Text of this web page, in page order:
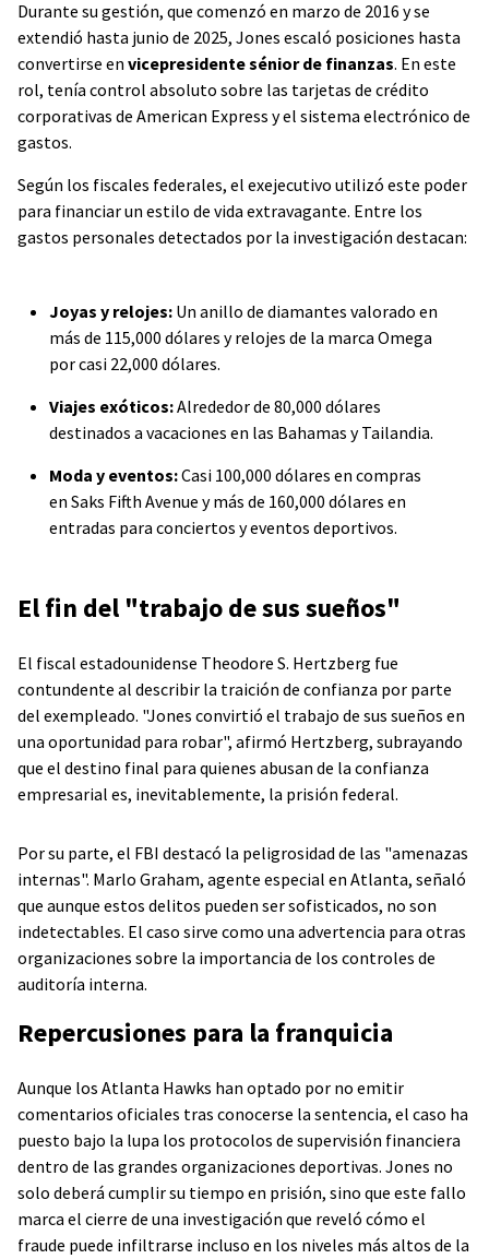
Durante su gestión, que comenzó en marzo de 2016 y se
extendió hasta junio de 2025, Jones escaló posiciones hasta
convertirse en vicepresidente sénior de finanzas. En este
rol, tenía control absoluto sobre las tarjetas de crédito
corporativas de American Express y el sistema electrónico de
gastos.
Según los fiscales federales, el exejecutivo utilizó este poder
para financiar un estilo de vida extravagante. Entre los
gastos personales detectados por la investigación destacan:
Joyas y relojes:Un anillo de diamantes valorado en
más de 115,000 dólares y relojes de la marca Omega
por casi 22,000 dólares.
Viajes exóticos:Alrededor de 80,000 dólares
destinados a vacaciones en las Bahamas y Tailandia.
Moda y eventos:Casi 100,000 dólares en compras
en Saks Fifth Avenue y más de 160,000 dólares en
entradas para conciertos y eventos deportivos.
El fin del "trabajo de sus sueños"
El fiscal estadounidense Theodore S. Hertzberg fue
contundente al describir la traición de confianza por parte
del exempleado. "Jones convirtió el trabajo de sus sueños en
una oportunidad para robar", afirmó Hertzberg, subrayando
que el destino final para quienes abusan de la confianza
empresarial es, inevitablemente, la prisión federal.
Por su parte, el FBI destacó la peligrosidad de las "amenazas
internas". Marlo Graham, agente especial en Atlanta, señaló
que aunque estos delitos pueden ser sofisticados, no son
indetectables. El caso sirve como una advertencia para otras
organizaciones sobre la importancia de los controles de
auditoría interna.
Repercusiones para la franquicia
Aunque los Atlanta Hawks han optado por no emitir
comentarios oficiales tras conocerse la sentencia, el caso ha
puesto bajo la lupa los protocolos de supervisión financiera
dentro de las grandes organizaciones deportivas. Jones no
solo deberá cumplir su tiempo en prisión, sino que este fallo
marca el cierre de una investigación que reveló cómo el
fraude puede infiltrarse incluso en los niveles más altos de la